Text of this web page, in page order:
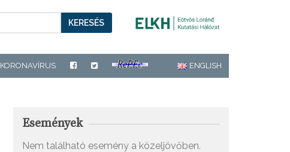
KERESÉS
KORONAVÍRUS ENGLISH
Események
Nem található esemény a közeljövőben.